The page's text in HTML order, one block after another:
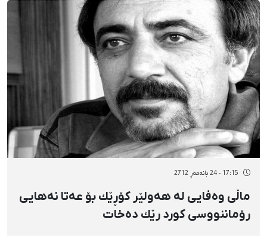
17:15 - 24 بانەمەڕ 2712
ماڵی وەفایی لە هەولێر كۆڕێك بۆ عەتا نەهایی
رۆماننووسی كورد رێك دەخات